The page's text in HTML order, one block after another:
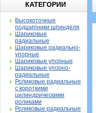
КАТЕГОРИИ
Высокоточные
подшипники шпинделя
Шариковые
радиальные
Шариковые радиально-
упорные
Шариковые упорные
Шариковые упорно-
радиальные
Роликовые радиальные
с короткими
цилиндрическими
роликами
Роликовые радиальные